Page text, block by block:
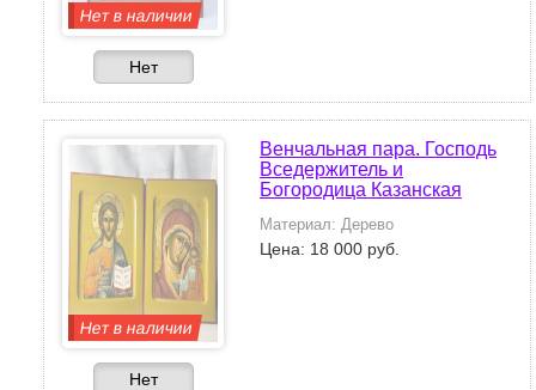
Нет в наличии
Нет
Нет в наличии
Нет
Венчальная пара. Господь
Вседержитель и
Богородица Казанская
Материал: Дерево
Цена: 18 000 руб.